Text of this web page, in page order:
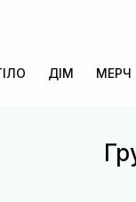
ДІМ МЕРЧ